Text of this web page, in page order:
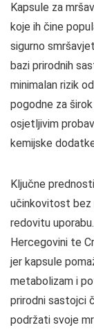
Kapsule za
koje ih čine
sigurno
bazi prirodnih
minimalan rizik
pogodne za
osjetljivim
kemijske
Ključne
učinkovitost bez
redovitu
Hercegovini te
jer kapsule
metabolizam i
prirodni sastojci
podržati svoje